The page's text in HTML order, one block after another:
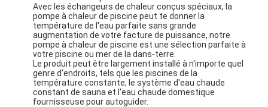
Avec les échangeurs de chaleur conçus spéciaux, la
pompe à chaleur de piscine peut te donner la
température de l'eau parfaite sans grande
augmentation de votre facture de puissance, notre
pompe à chaleur de piscine est une sélection parfaite à
votre piscine ou mer de la dans-terre.
Le produit peut être largement installé à n'importe quel
genre d'endroits, tels que les piscines de la
température constante, le système d'eau chaude
constant de sauna et l'eau chaude domestique
fournisseuse pour autoguider.